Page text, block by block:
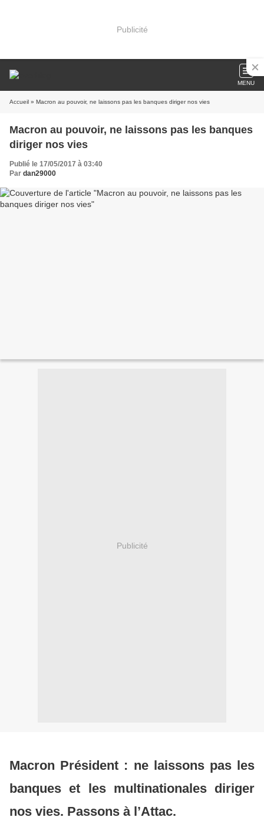
Publicité
MENU
Accueil » Macron au pouvoir, ne laissons pas les banques diriger nos vies
Macron au pouvoir, ne laissons pas les banques
diriger nos vies
Publié le 17/05/2017 à 03:40
Par dan29000
Publicité
Macron Président : ne laissons pas les
banques et les multinationales diriger
nos vies. Passons à l’Attac.